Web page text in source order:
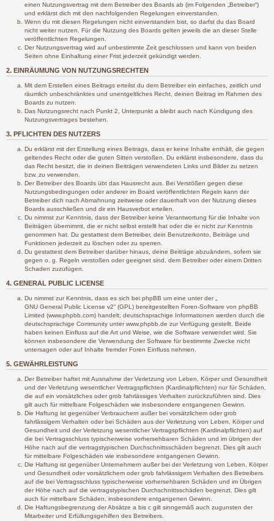
einen Nutzungsvertrag mit dem Betreiber des Boards ab (im Folgenden „Betreiber“)
und erklärst dich mit den nachfolgenden Regelungen einverstanden.
Wenn du mit diesen Regelungen nicht einverstanden bist, so darfst du das Board
nicht weiter nutzen. Für die Nutzung des Boards gelten jeweils die an dieser Stelle
veröffentlichten Regelungen.
Der Nutzungsvertrag wird auf unbestimmte Zeit geschlossen und kann von beiden
Seiten ohne Einhaltung einer Frist jederzeit gekündigt werden.
2. EINRÄUMUNG VON NUTZUNGSRECHTEN
Mit dem Erstellen eines Beitrags erteilst du dem Betreiber ein einfaches, zeitlich und
räumlich unbeschränktes und unentgeltliches Recht, deinen Beitrag im Rahmen des
Boards zu nutzen.
Das Nutzungsrecht nach Punkt 2, Unterpunkt a bleibt auch nach Kündigung des
Nutzungsvertrages bestehen.
3. PFLICHTEN DES NUTZERS
Du erklärst mit der Erstellung eines Beitrags, dass er keine Inhalte enthält, die gegen
geltendes Recht oder die guten Sitten verstoßen. Du erklärst insbesondere, dass du
das Recht besitzt, die in deinen Beiträgen verwendeten Links und Bilder zu setzen
bzw. zu verwenden.
Der Betreiber des Boards übt das Hausrecht aus. Bei Verstößen gegen diese
Nutzungsbedingungen oder anderer im Board veröffentlichten Regeln kann der
Betreiber dich nach Abmahnung zeitweise oder dauerhaft von der Nutzung dieses
Boards ausschließen und dir ein Hausverbot erteilen.
Du nimmst zur Kenntnis, dass der Betreiber keine Verantwortung für die Inhalte von
Beiträgen übernimmt, die er nicht selbst erstellt hat oder die er nicht zur Kenntnis
genommen hat. Du gestattest dem Betreiber, dein Benutzerkonto, Beiträge und
Funktionen jederzeit zu löschen oder zu sperren.
Du gestattest dem Betreiber darüber hinaus, deine Beiträge abzuändern, sofern sie
gegen o. g. Regeln verstoßen oder geeignet sind, dem Betreiber oder einem Dritten
Schaden zuzufügen.
4. GENERAL PUBLIC LICENSE
Du nimmst zur Kenntnis, dass es sich bei phpBB um eine unter der „
GNU General Public License v2“ (GPL) bereitgestellten Foren-Software von phpBB
Limited (www.phpbb.com) handelt; deutschsprachige Informationen werden durch die
deutschsprachige Community unter www.phpbb.de zur Verfügung gestellt. Beide
haben keinen Einfluss auf die Art und Weise, wie die Software verwendet wird. Sie
können insbesondere die Verwendung der Software für bestimmte Zwecke nicht
untersagen oder auf Inhalte fremder Foren Einfluss nehmen.
5. GEWÄHRLEISTUNG
Der Betreiber haftet mit Ausnahme der Verletzung von Leben, Körper und Gesundheit
und der Verletzung wesentlicher Vertragspflichten (Kardinalpflichten) nur für Schäden,
die auf ein vorsätzliches oder grob fahrlässiges Verhalten zurückzuführen sind. Dies
gilt auch für mittelbare Folgeschäden wie insbesondere entgangenen Gewinn.
Die Haftung ist gegenüber Verbrauchern außer bei vorsätzlichem oder grob
fahrlässigem Verhalten oder bei Schäden aus der Verletzung von Leben, Körper und
Gesundheit und der Verletzung wesentlicher Vertragspflichten (Kardinalpflichten) auf
die bei Vertragsschluss typischerweise vorhersehbaren Schäden und im übrigen der
Höhe nach auf die vertragstypischen Durchschnittsschäden begrenzt. Dies gilt auch
für mittelbare Folgeschäden wie insbesondere entgangenen Gewinn.
Die Haftung ist gegenüber Unternehmern außer bei der Verletzung von Leben, Körper
und Gesundheit oder vorsätzlichem oder grob fahrlässigem Verhalten des Betreibers
auf die bei Vertragsschluss typischerweise vorhersehbaren Schäden und im Übrigen
der Höhe nach auf die vertragstypischen Durchschnittsschäden begrenzt. Dies gilt
auch für mittelbare Schäden, insbesondere entgangenen Gewinn.
Die Haftungsbegrenzung der Absätze a bis c gilt sinngemäß auch zugunsten der
Mitarbeiter und Erfüllungsgehilfen des Betreibers.